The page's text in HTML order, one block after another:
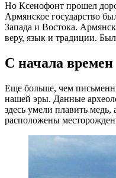
Но Ксенофонт прошел
Армянское государство
Запада и Востока.
веру, язык и традиции.
С начала времен
Еще больше, чем
нашей эры. Данные
здесь умели плавить
расположены